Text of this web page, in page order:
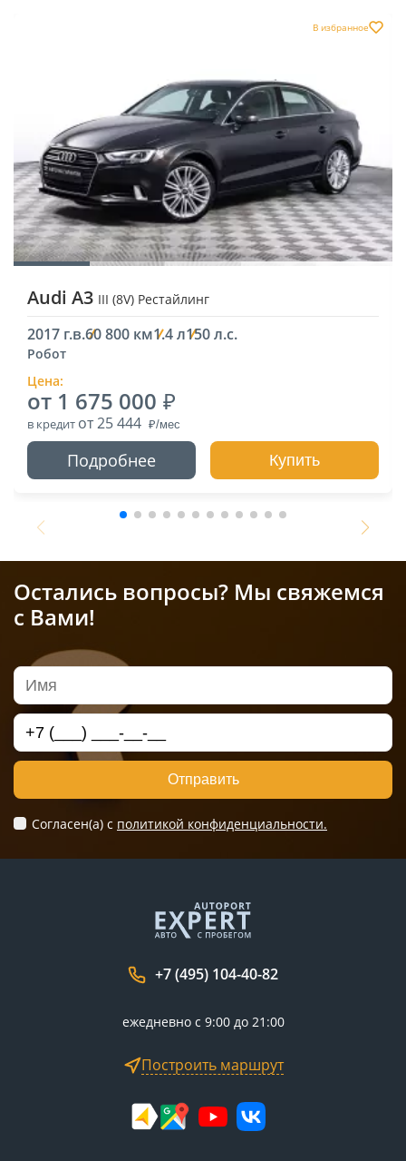
В избранное
Audi A3 III (8V) Рестайлинг
2017 г.в.60 800 км1.4 л150 л.с.
Робот
Цена:
от 1 675 000
в кредит от 25 444
Подробнее Купить
Остались вопросы? Мы свяжемся
с Вами!
Отправить
Согласен(а) c политикой конфиденциальности.
+7 (495) 104-40-82
ежедневно с 9:00 до 21:00
Построить маршрут